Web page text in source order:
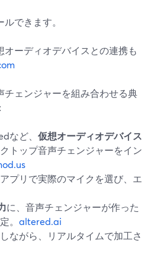
できます。
オーディオデバイスとの連携も
チェンジャーを組み合わせる典
など、 仮想オーディオデバイス
トップ音声チェンジャーをイン
プリで実際のマイクを選び、エ
に、音声チェンジャーが作った
。 altered.ai
ながら、リアルタイムで加工さ